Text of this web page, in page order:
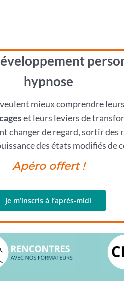
hypnose
mieux comprendre
et leurs leviers de
changer de regard, sortir des
des états modifiés de
Apéro offert !
Je m’inscris à l’après-midi